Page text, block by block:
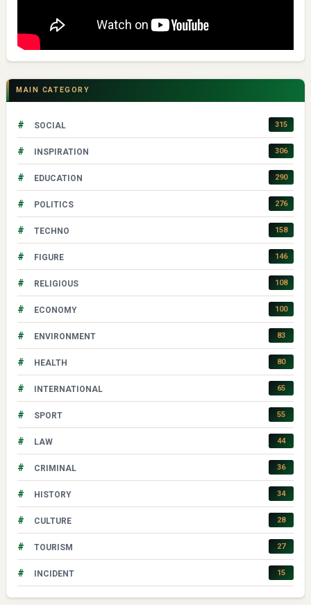
MAIN CATEGORY
# SOCIAL 315
# INSPIRATION 306
# EDUCATION 290
# POLITICS 276
# TECHNO 158
# FIGURE 146
# RELIGIOUS 108
# ECONOMY 100
# ENVIRONMENT 83
# HEALTH 80
# INTERNATIONAL 65
# SPORT 55
# LAW 44
# CRIMINAL 36
# HISTORY 34
# CULTURE 28
# TOURISM 27
# INCIDENT 15